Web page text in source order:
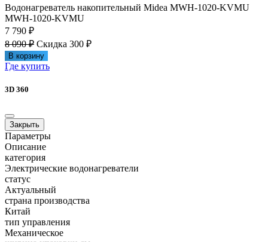
Водонагреватель накопительный Midea MWH-1020-KVMU
MWH-1020-KVMU
7 790 ₽
8 090 ₽ Скидка 300 ₽
В корзину
Где купить
3D 360
Закрыть
Параметры
Описание
категория
Электрические водонагреватели
статус
Актуальный
страна производства
Китай
тип управления
Механическое